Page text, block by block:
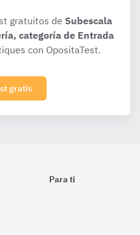
gratuitos de Subescala
categoría de Entrada
con OpositaTest.
gratis
Para ti